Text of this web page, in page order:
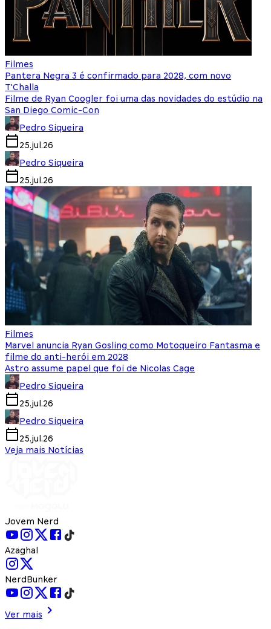
Filmes
Pantera Negra 3 é confirmado para 2028, com novo
T'Challa
Filme de Ryan Coogler foi uma das novidades do estúdio na
San Diego Comic-Con
Pedro Siqueira
25.jul.26
Pedro Siqueira
25.jul.26
Filmes
Marvel anuncia Ryan Gosling como Motoqueiro Fantasma e
filme do anti-herói em 2028
Astro assume papel que foi de Nicolas Cage
Pedro Siqueira
25.jul.26
Pedro Siqueira
25.jul.26
Veja mais Notícias
Jovem Nerd
Azaghal
NerdBunker
Ver mais